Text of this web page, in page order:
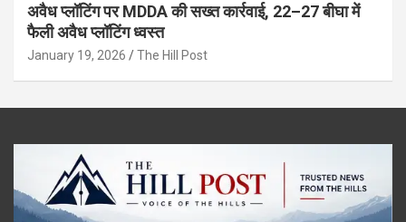
अवैध प्लॉटिंग पर MDDA की सख्त कार्रवाई, 22–27 बीघा में
फैली अवैध प्लॉटिंग ध्वस्त
January 19, 2026 The Hill Post